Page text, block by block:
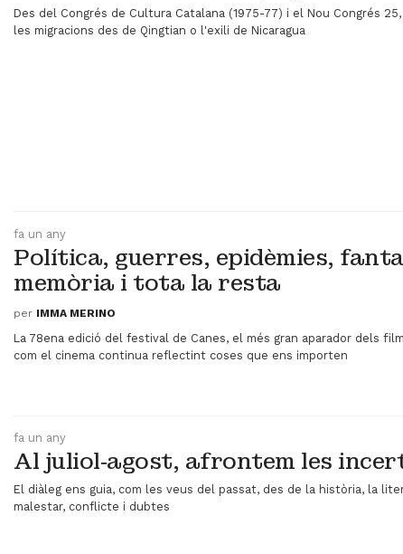
Des del Congrés de Cultura Catalana (1975-77) i el Nou Congrés
les migracions des de Qingtian o l'exili de Nicaragua
fa un any
Política, guerres, epidèmies,
memòria i tota la resta
per IMMA MERINO
La 78ena edició del festival de Canes, el més gran aparador dels
com el cinema continua reflectint coses que ens importen
fa un any
Al juliol‑agost, afrontem les
El diàleg ens guia, com les veus del passat, des de la història, la
malestar, conflicte i dubtes